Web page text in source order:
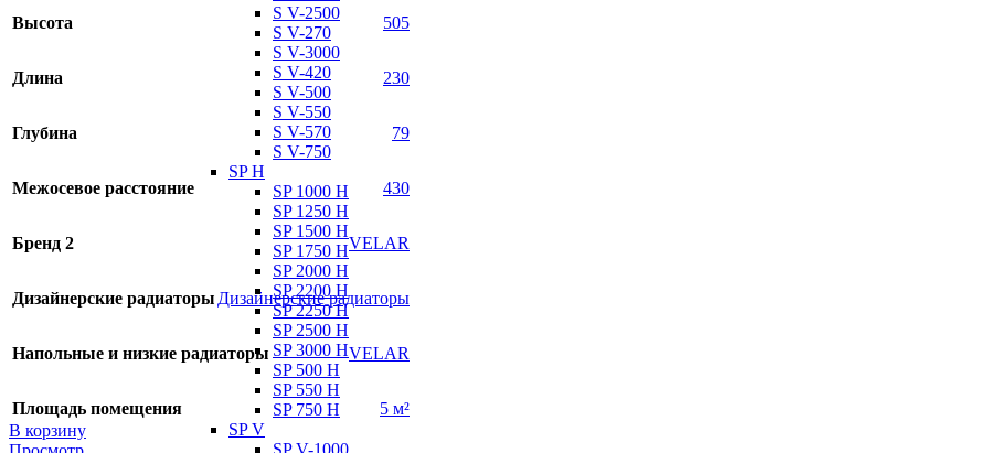
S V-2500
S V-270
S V-3000
S V-420
S V-500
S V-550
S V-570
S V-750
SP H
SP 1000 H
SP 1250 H
SP 1500 H
SP 1750 H
SP 2000 H
SP 2200 H
SP 2250 H
SP 2500 H
SP 3000 H
SP 500 H
SP 550 H
SP 750 H
SP V
SP V-1000
Высота 505
Длина 230
Глубина 79
Межосевое расстояние 430
Бренд 2 VELAR
Дизайнерские радиаторы Дизайнерские радиаторы
Напольные и низкие радиаторы VELAR
Площадь помещения
5 м²
В корзину